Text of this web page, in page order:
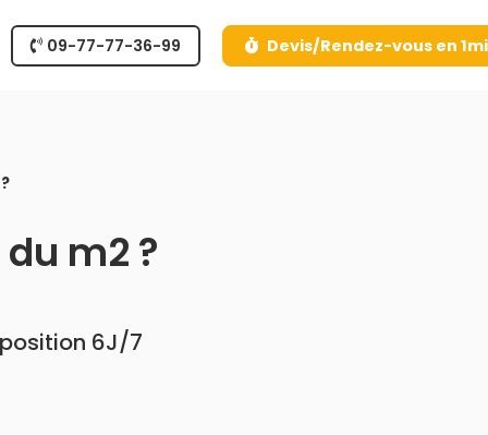
09-77-77-36-99 Devis/Rendez-vous en
m2 ?
6J/7